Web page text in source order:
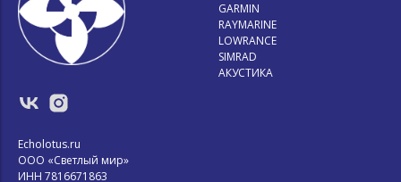
Echolotus.ru
ООО «Светлый мир»
ИНН 7816671863
GARMIN
RAYMARINE
LOWRANCE
SIMRAD
АКУСТИКА